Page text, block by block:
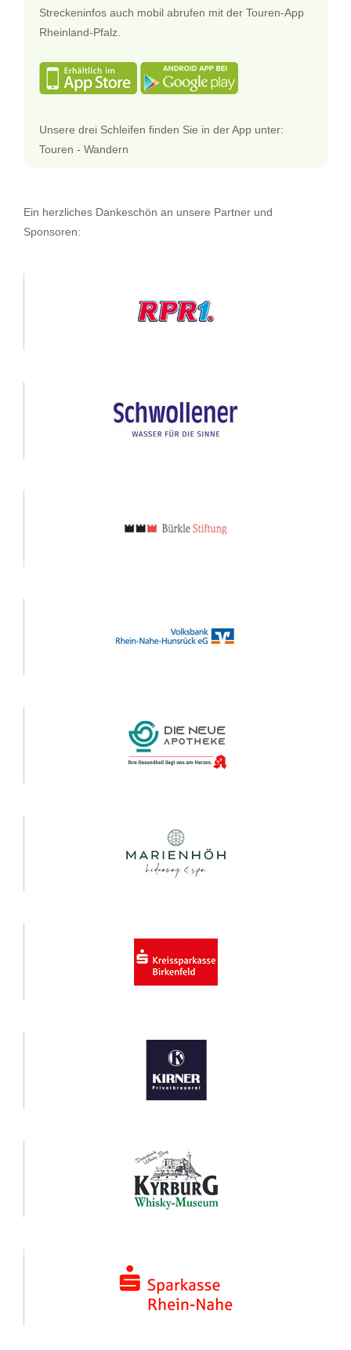
Streckeninfos auch mobil abrufen mit der Touren-App
Rheinland-Pfalz.
Unsere drei Schleifen finden Sie in der App unter:
Touren - Wandern
Ein herzliches Dankeschön an unsere Partner und
Sponsoren: